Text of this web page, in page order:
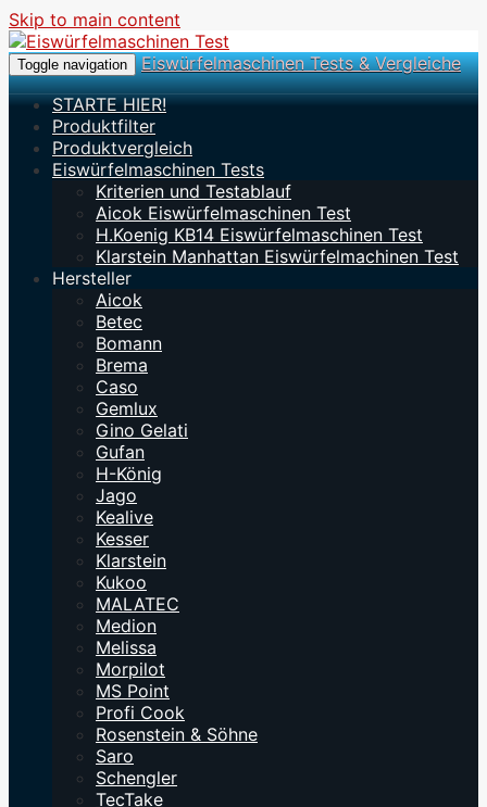
Skip to main content
Toggle navigation
Eiswürfelmaschinen Tests & Vergleiche
STARTE HIER!
Produktfilter
Produktvergleich
Eiswürfelmaschinen Tests
Kriterien und Testablauf
Aicok Eiswürfelmaschinen Test
H.Koenig KB14 Eiswürfelmaschinen Test
Klarstein Manhattan Eiswürfelmachinen Test
Hersteller
Aicok
Betec
Bomann
Brema
Caso
Gemlux
Gino Gelati
Gufan
H-König
Jago
Kealive
Kesser
Klarstein
Kukoo
MALATEC
Medion
Melissa
Morpilot
MS Point
Profi Cook
Rosenstein & Söhne
Saro
Schengler
TecTake